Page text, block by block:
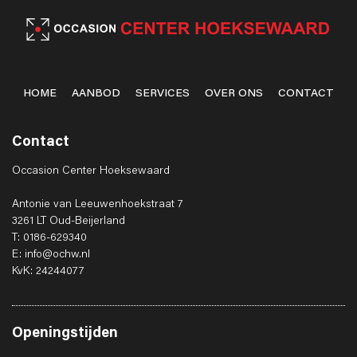
HOME AANBOD SERVICES OVER ONS CONTACT
Contact
Occasion Center Hoeksewaard
Antonie van Leeuwenhoekstraat 7
3261 LT Oud-Beijerland
T: 0186-629340
E: info@ochw.nl
KvK: 24244077
Openingstijden